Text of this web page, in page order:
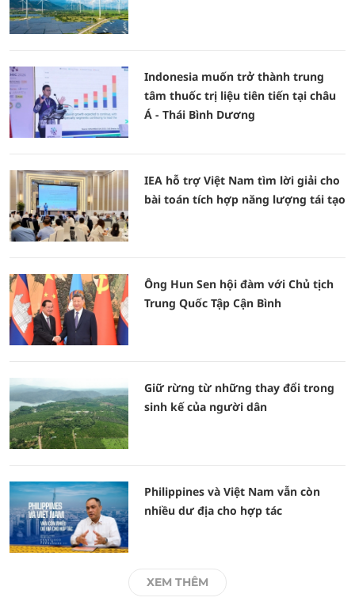
Indonesia muốn trở thành trung
tâm thuốc trị liệu tiên tiến tại châu
Á - Thái Bình Dương
IEA hỗ trợ Việt Nam tìm lời giải cho
bài toán tích hợp năng lượng tái tạo
Ông Hun Sen hội đàm với Chủ tịch
Trung Quốc Tập Cận Bình
Giữ rừng từ những thay đổi trong
sinh kế của người dân
Philippines và Việt Nam vẫn còn
nhiều dư địa cho hợp tác
XEM THÊM